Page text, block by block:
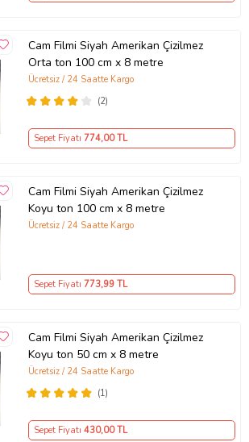
x 5m olarak gönderilecektir.
Cam Filmi Siyah Amerikan Çizilmez
Orta ton 100 cm x 8 metre
(2)
Ücretsiz / 24 Saatte Kargo
Sepet Fiyatı 774,00 TL
Cam Filmi Siyah Amerikan Çizilmez
Koyu ton 100 cm x 8 metre
Ücretsiz / 24 Saatte Kargo
Sepet Fiyatı 773,99 TL
Cam Filmi Siyah Amerikan Çizilmez
Koyu ton 50 cm x 8 metre
(1)
Ücretsiz / 24 Saatte Kargo
Sepet Fiyatı 430,00 TL